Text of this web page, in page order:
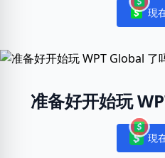
現
准备好开始玩
現